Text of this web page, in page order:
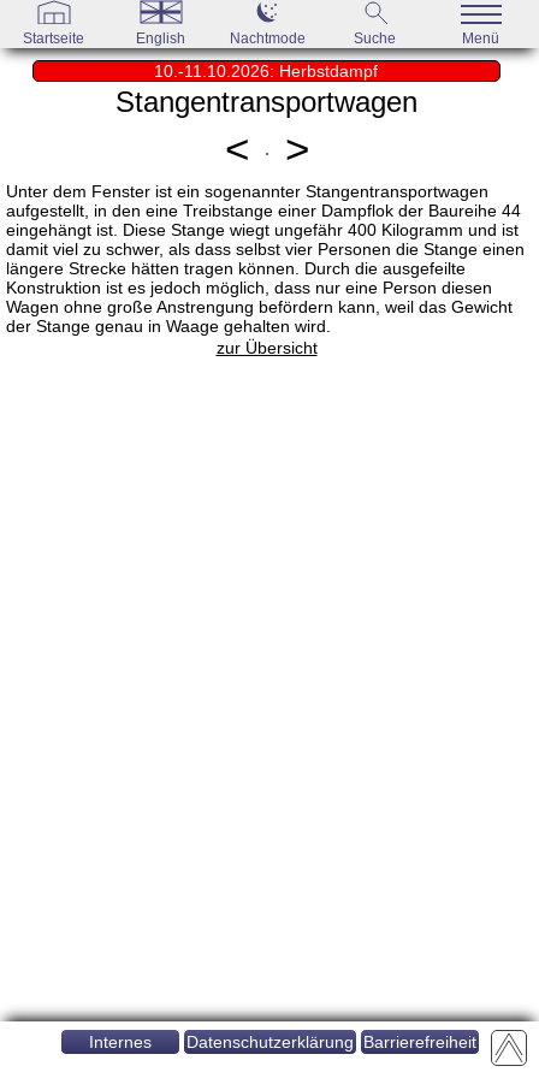
Startseite English Nachtmode Suche Menü
10.-11.10.2026: Herbstdampf
Stangentransportwagen
< >
Unter dem Fenster ist ein sogenannter Stangentransportwagen
aufgestellt, in den eine Treibstange einer Dampflok der Baureihe 44
eingehängt ist. Diese Stange wiegt ungefähr 400 Kilogramm und ist
damit viel zu schwer, als dass selbst vier Personen die Stange einen
längere Strecke hätten tragen können. Durch die ausgefeilte
Konstruktion ist es jedoch möglich, dass nur eine Person diesen
Wagen ohne große Anstrengung befördern kann, weil das Gewicht
der Stange genau in Waage gehalten wird.
zur Übersicht
Internes Datenschutzerklärung Barrierefreiheit